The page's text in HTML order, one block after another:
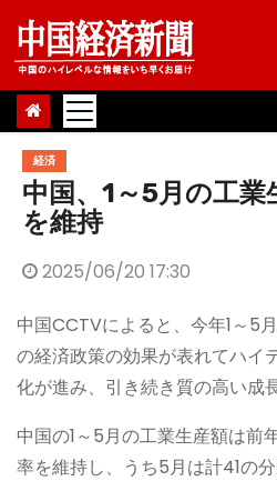
Skip
content
経済
中国、1～5月の工業
を維持
2025/06/20 17:30
中国CCTVによると、今年1～5
の経済政策の効果が表れてハイ
化が進み、引き続き質の高い成
中国の1～5月の工業生産額は前
率を維持し、うち5月は計41の